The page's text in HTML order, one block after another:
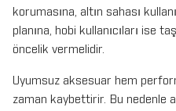
korumasına, altın sahası
planına, hobi kullanıcıları ise
öncelik vermelidir.
Uyumsuz aksesuar hem
zaman kaybettirir. Bu nedenle